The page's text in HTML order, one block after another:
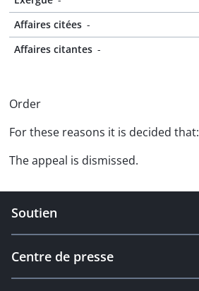
Affaires citées -
Affaires citantes -
Order
For these reasons it is decided that:
The appeal is dismissed.
Soutien
Centre de presse